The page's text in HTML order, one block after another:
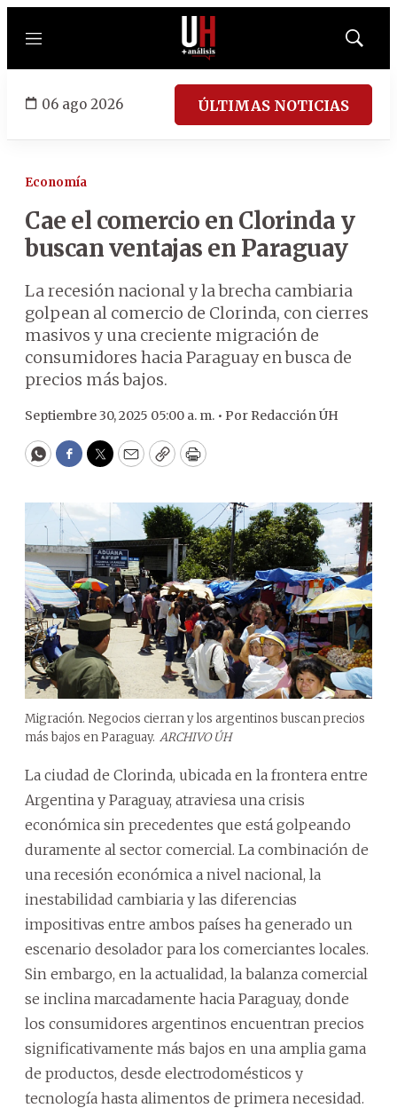
Menú
Mostrar
06 ago 2026 ÚLTIMAS NOTICIAS
Economía
Cae el comercio en Clorinda y
buscan ventajas en Paraguay
La recesión nacional y la brecha cambiaria
golpean al comercio de Clorinda, con cierres
masivos y una creciente migración de
consumidores hacia Paraguay en busca de
precios más bajos.
Septiembre 30, 2025 05:00 a. m. • Por Redacción ÚH
WhatsApp
Facebook
Twitter
EmailCopyPrint
Migración. Negocios cierran y los argentinos buscan precios
más bajos en Paraguay. ARCHIVO ÚH
La ciudad de Clorinda, ubicada en la frontera entre
Argentina y Paraguay, atraviesa una crisis
económica sin precedentes que está golpeando
duramente al sector comercial. La combinación de
una recesión económica a nivel nacional, la
inestabilidad cambiaria y las diferencias
impositivas entre ambos países ha generado un
escenario desolador para los comerciantes locales.
Sin embargo, en la actualidad, la balanza comercial
se inclina marcadamente hacia Paraguay, donde
los consumidores argentinos encuentran precios
significativamente más bajos en una amplia gama
de productos, desde electrodomésticos y
tecnología hasta alimentos de primera necesidad.